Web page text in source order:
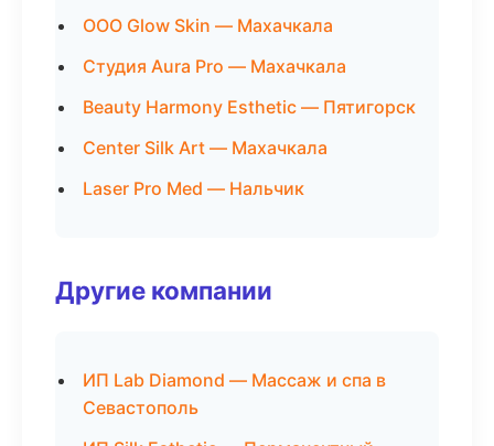
ООО Glow Skin — Махачкала
Студия Aura Pro — Махачкала
Beauty Harmony Esthetic — Пятигорск
Center Silk Art — Махачкала
Laser Pro Med — Нальчик
Другие компании
ИП Lab Diamond — Массаж и спа в
Севастополь